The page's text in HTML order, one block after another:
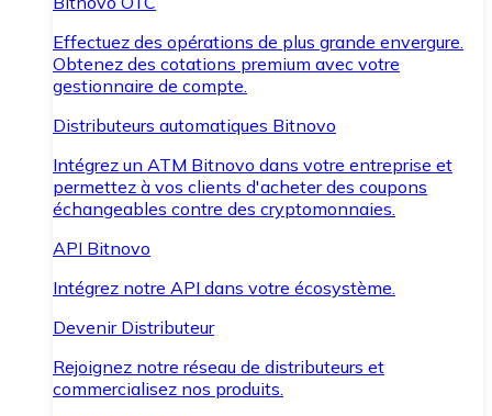
Effectuez des opérations de plus grande envergure.
Obtenez des cotations premium avec votre
gestionnaire de compte.
Distributeurs automatiques Bitnovo
Intégrez un ATM Bitnovo dans votre entreprise et
permettez à vos clients d'acheter des coupons
échangeables contre des cryptomonnaies.
API Bitnovo
Intégrez notre API dans votre écosystème.
Devenir Distributeur
Rejoignez notre réseau de distributeurs et
commercialisez nos produits.